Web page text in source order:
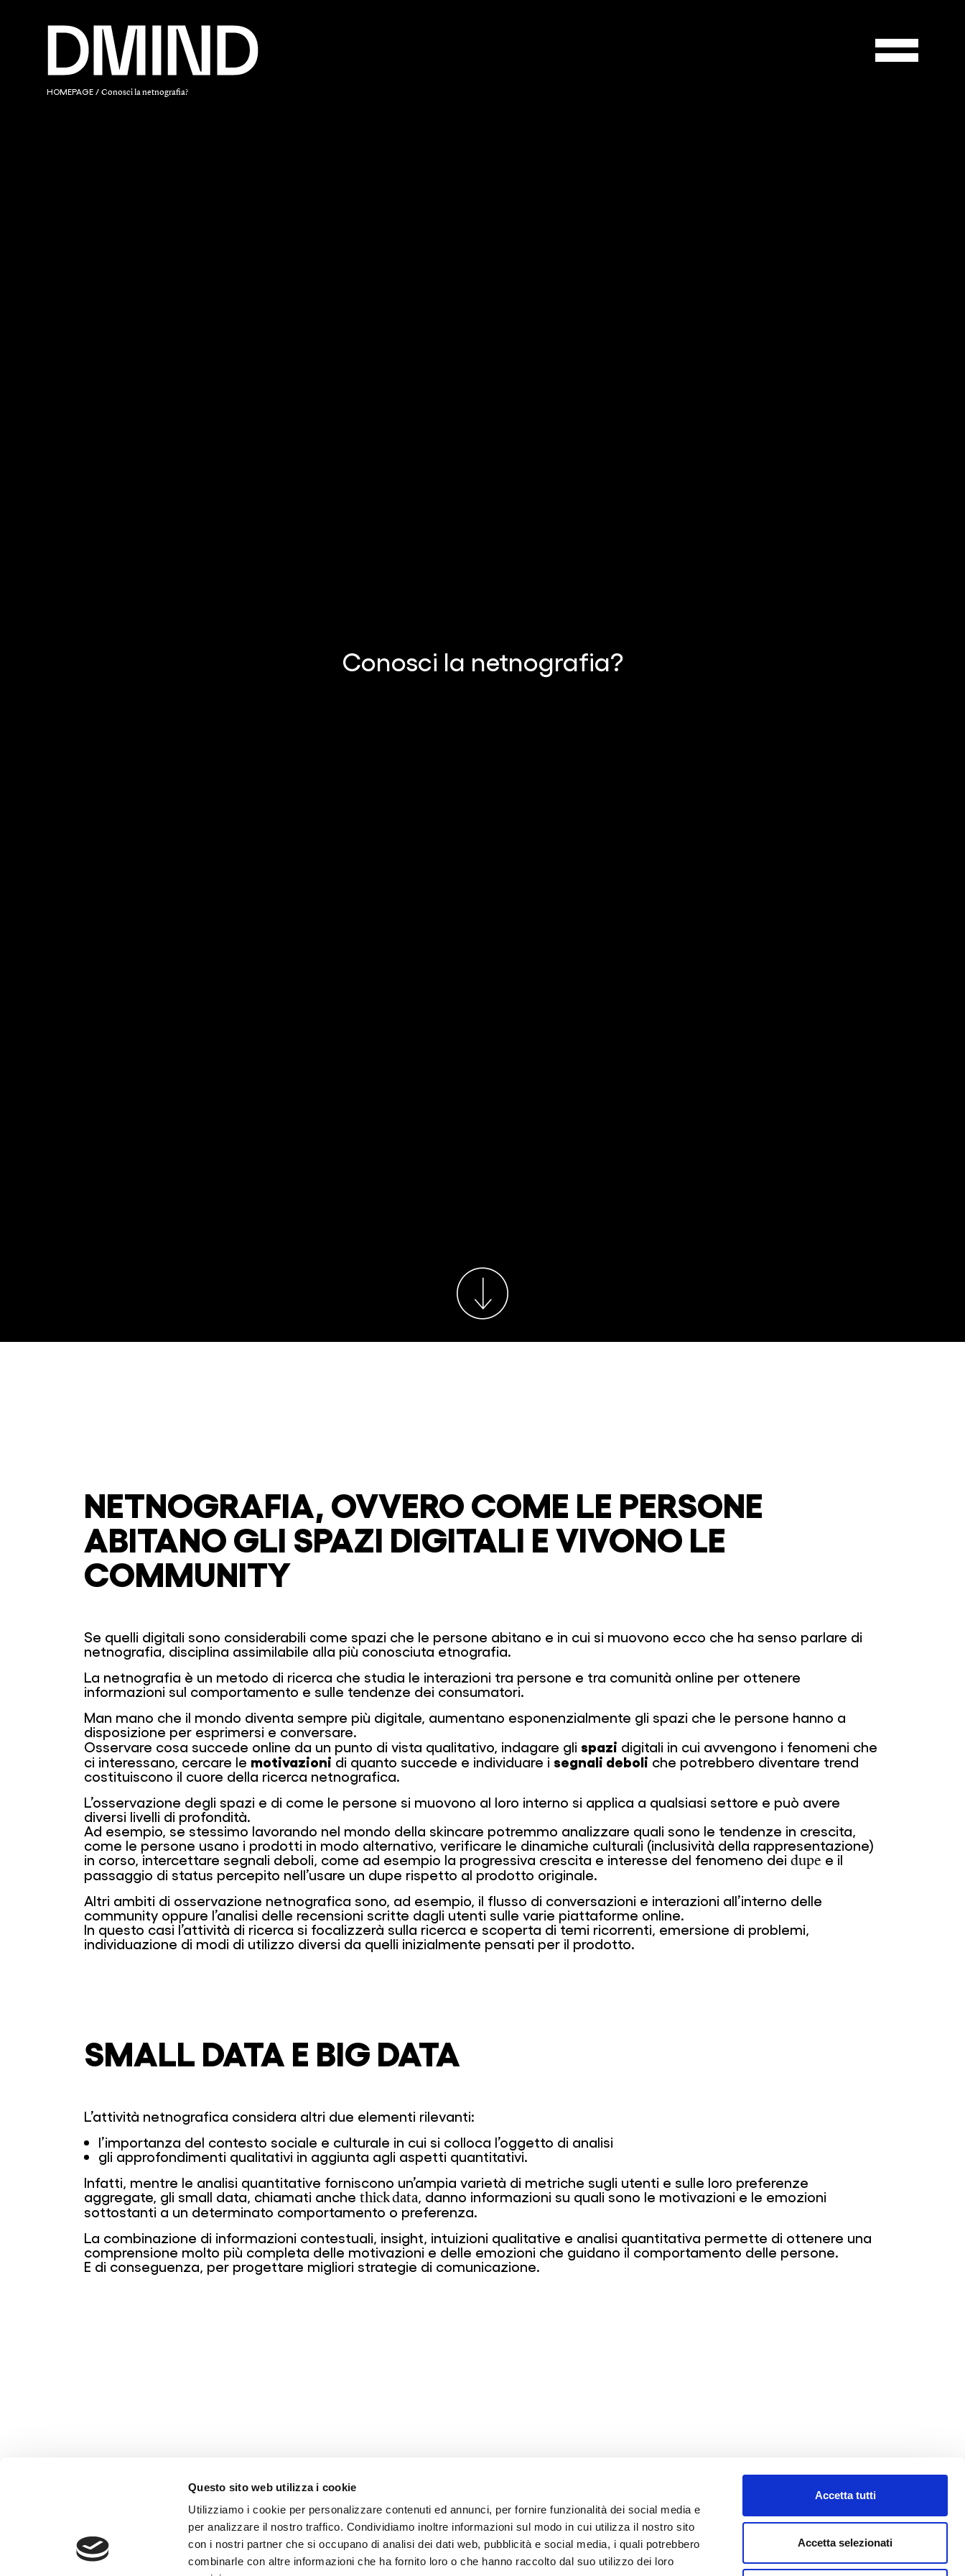
Questo sito web utilizza i cookie
Utilizziamo i cookie per personalizzare contenuti ed annunci, per fornire funzionalità dei social media e
per analizzare il nostro traffico. Condividiamo inoltre informazioni sul modo in cui utilizza il nostro sito
con i nostri partner che si occupano di analisi dei dati web, pubblicità e social media, i quali potrebbero
combinarle con altre informazioni che ha fornito loro o che hanno raccolto dal suo utilizzo dei loro
Accetta tutti
Accetta selezionati
HOMEPAGE / Conosci la netnografia?
Conosci la netnografia?
NETNOGRAFIA, OVVERO COME LE PERSONE
ABITANO GLI SPAZI DIGITALI E VIVONO LE
COMMUNITY
Se quelli digitali sono considerabili come spazi che le persone abitano e in cui si muovono ecco che ha senso parlare di
netnografia, disciplina assimilabile alla più conosciuta etnografia.
La netnografia è un metodo di ricerca che studia le interazioni tra persone e tra comunità online per ottenere
informazioni sul comportamento e sulle tendenze dei consumatori.
Man mano che il mondo diventa sempre più digitale, aumentano esponenzialmente gli spazi che le persone hanno a
disposizione per esprimersi e conversare.
Osservare cosa succede online da un punto di vista qualitativo, indagare gli spazi digitali in cui avvengono i fenomeni che
ci interessano, cercare le motivazioni di quanto succede e individuare i segnali deboli che potrebbero diventare trend
costituiscono il cuore della ricerca netnografica.
L’osservazione degli spazi e di come le persone si muovono al loro interno si applica a qualsiasi settore e può avere
diversi livelli di profondità.
Ad esempio, se stessimo lavorando nel mondo della skincare potremmo analizzare quali sono le tendenze in crescita,
come le persone usano i prodotti in modo alternativo, verificare le dinamiche culturali (inclusività della rappresentazione)
in corso, intercettare segnali deboli, come ad esempio la progressiva crescita e interesse del fenomeno dei dupe e il
passaggio di status percepito nell’usare un dupe rispetto al prodotto originale.
Altri ambiti di osservazione netnografica sono, ad esempio, il flusso di conversazioni e interazioni all’interno delle
community oppure l’analisi delle recensioni scritte dagli utenti sulle varie piattaforme online.
In questo casi l’attività di ricerca si focalizzerà sulla ricerca e scoperta di temi ricorrenti, emersione di problemi,
individuazione di modi di utilizzo diversi da quelli inizialmente pensati per il prodotto.
SMALL DATA E BIG DATA
L’attività netnografica considera altri due elementi rilevanti:
l’importanza del contesto sociale e culturale in cui si colloca l’oggetto di analisi
gli approfondimenti qualitativi in aggiunta agli aspetti quantitativi.
Infatti, mentre le analisi quantitative forniscono un’ampia varietà di metriche sugli utenti e sulle loro preferenze
aggregate, gli small data, chiamati anche thick data, danno informazioni su quali sono le motivazioni e le emozioni
sottostanti a un determinato comportamento o preferenza.
La combinazione di informazioni contestuali, insight, intuizioni qualitative e analisi quantitativa permette di ottenere una
comprensione molto più completa delle motivazioni e delle emozioni che guidano il comportamento delle persone.
E di conseguenza, per progettare migliori strategie di comunicazione.
Let's be DMINDFUL!
Siamo pronti a realizzare il tuo progetto: contattaci.